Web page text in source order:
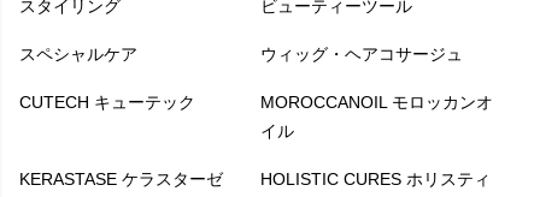
スタイリング ビューティーツール
スペシャルケア ウィッグ・ヘアコサージュ
CUTECH キューテック
MOROCCANOIL モロッカンオ
イル
KERASTASE ケラスターゼ
HOLISTIC CURES ホリスティ